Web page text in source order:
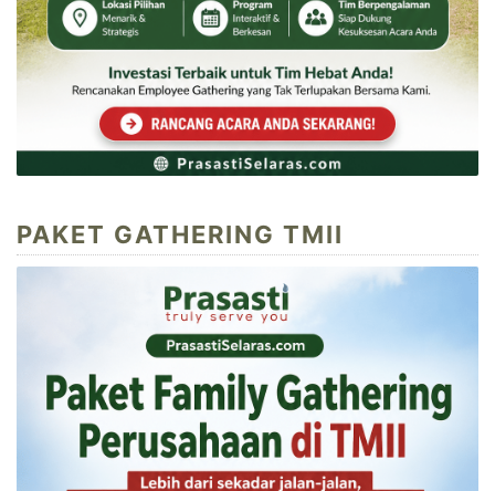
PAKET GATHERING TMII